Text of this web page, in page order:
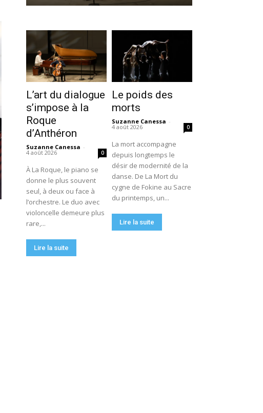
L’art du dialogue
s’impose à la
Roque
d’Anthéron
Suzanne Canessa -
4 août 2026 0
À La Roque, le piano se
donne le plus souvent
seul, à deux ou face à
l’orchestre. Le duo avec
violoncelle demeure plus
rare,...
Lire la suite
Le poids des
morts
Suzanne Canessa -
4 août 2026 0
La mort accompagne
depuis longtemps le
désir de modernité de la
danse. De La Mort du
cygne de Fokine au Sacre
du printemps, un...
Lire la suite